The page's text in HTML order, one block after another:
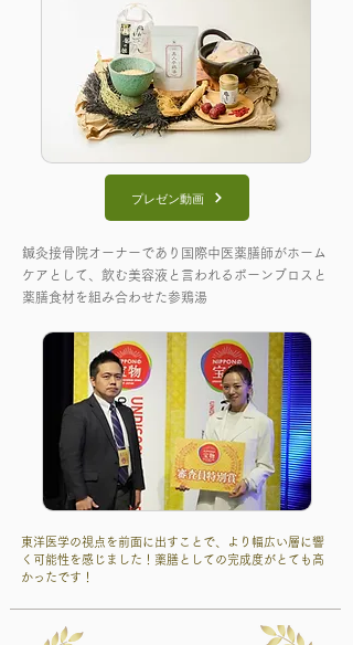
プレゼン動画
鍼灸接骨院オーナーであり国際中医薬膳師がホーム
ケアとして、飲む美容液と言われるボーンブロスと
薬膳食材を組み合わせた参鶏湯
東洋医学の視点を前面に出すことで、より幅広い層に響
く可能性を感じました！薬膳としての完成度がとても高
かったです！